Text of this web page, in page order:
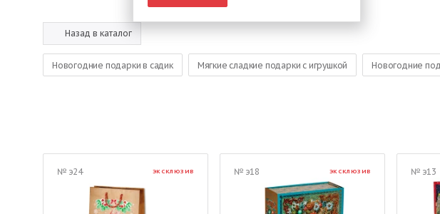
Назад в каталог
Новогодние подарки в садик Мягкие сладкие подарки с игрушкой Новогодние
Сладкий набор для мальчика
Сладкие подарки до 500 руб. Новогодние подарки до 1000 руб. Сладкие
№ э24 ЭКСКЛЮЗИВ № э18 ЭКСКЛЮЗИВ № э13